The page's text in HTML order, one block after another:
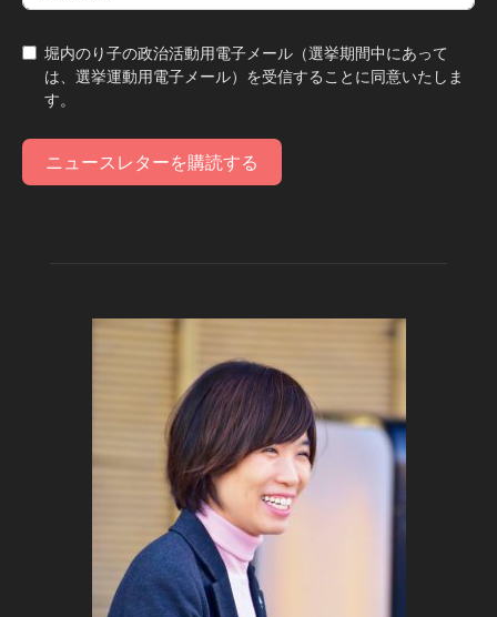
堀内のり子の政治活動用電子メール（選挙期間中にあって
は、選挙運動用電子メール）を受信することに同意いたしま
す。
ニュースレターを購読する